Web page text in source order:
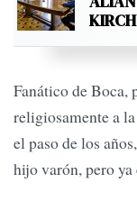
Fanático de Boca,
religiosamente a
el paso de los
hijo varón, pero